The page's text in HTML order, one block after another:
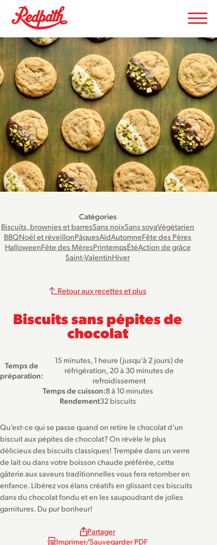
Catégories
Biscuits, brownies et barresSans noixSans soyaVégétarien
BBQNoël et réveillonPâquesAïdAutomneFête des Pères
HalloweenFête des MèresPrintempsÉtéAction de grâce
Saint-ValentinHiver
Biscuits sans pépites de
chocolat
Retour aux recettes et plus
Temps de
préparation:
15 minutes, 1 heure (jusqu’à 2 jours) de
réfrigération, 20 à 30 minutes de
refroidissement
Temps de cuisson:8 à 10 minutes
Rendement32 biscuits
Qu’est-ce qui se passe quand on retire le chocolat d’un
biscuit aux pépites de chocolat? On révèle le plus
délicieux des biscuits classiques! Trempée dans un verre
de lait ou dans votre boisson chaude préférée, cette
gâterie aux saveurs traditionnelles vous fera retomber en
enfance. Libérez vos élans créatifs en glissant ces biscuits
dans du chocolat fondu et en les saupoudrant de jolies
garnitures. Du pur bonheur!
Partager
Imprimer/Sauvegarder PDF